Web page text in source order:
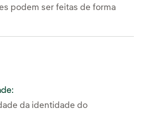
podem ser feitas de forma
da identidade do